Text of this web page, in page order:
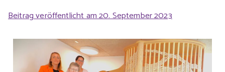
Großhab
Beitrag veröffentlicht am20. September 2023